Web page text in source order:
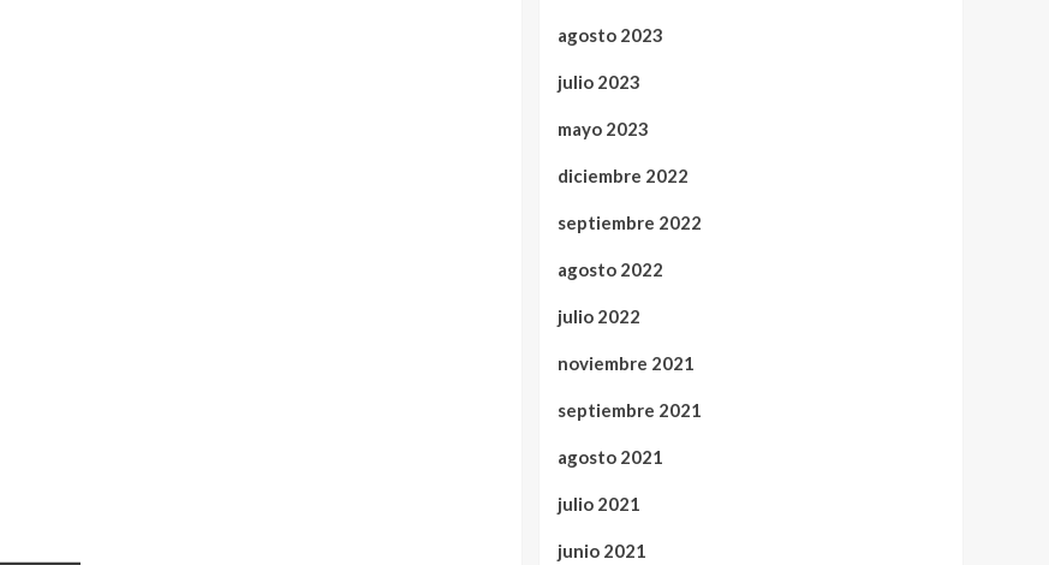
agosto 2023
julio 2023
mayo 2023
diciembre 2022
septiembre 2022
agosto 2022
julio 2022
noviembre 2021
septiembre 2021
agosto 2021
julio 2021
junio 2021